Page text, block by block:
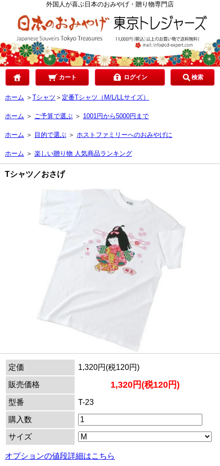
外国人が喜ぶ日本のおみやげ・贈り物専門店
カート ログイン 検索
ホーム ＞ Tシャツ ＞ 定番Tシャツ（M/L/LLサイズ）
ホーム ＞ ご予算で選ぶ ＞ 1001円から5000円まで
ホーム ＞ 目的で選ぶ ＞ ホストファミリーへのおみやげに
ホーム ＞ 楽しい贈り物 人気商品ランキング
Tシャツ／おさげ
定価 1,320円(税120円)
販売価格 1,320円(税120円)
型番 T-23
購入数
サイズ
オプションの値段詳細はこちら
ご予算で選ぶ
贈り先で選ぶ